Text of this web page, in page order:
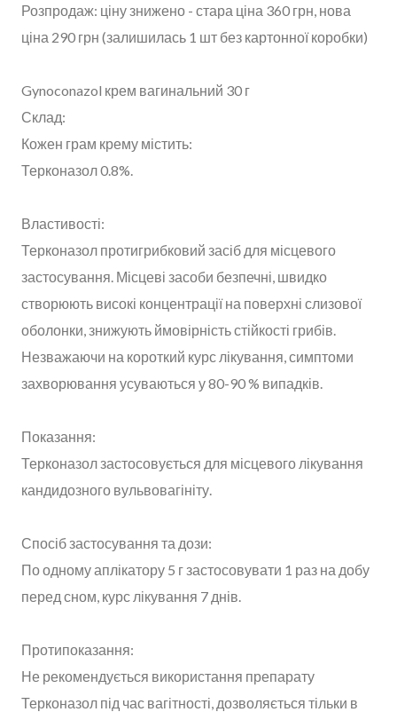
Розпродаж: ціну знижено - стара ціна 360 грн, нова
ціна 290 грн (залишилась 1 шт без картонної коробки)
Gynoconazol крем вагинальний 30 г
Склад:
Кожен грам крему містить:
Терконазол 0.8%.
Властивості:
Терконазол протигрибковий засіб для місцевого
застосування. Місцеві засоби безпечні, швидко
створюють високі концентрації на поверхні слизової
оболонки, знижують ймовірність стійкості грибів.
Незважаючи на короткий курс лікування, симптоми
захворювання усуваються у 80-90 % випадків.
Показання:
Терконазол застосовується для місцевого лікування
кандидозного вульвовагініту.
Спосіб застосування та дози:
По одному аплікатору 5 г застосовувати 1 раз на добу
перед сном, курс лікування 7 днів.
Протипоказання:
Не рекомендується використання препарату
Терконазол під час вагітності, дозволяється тільки в